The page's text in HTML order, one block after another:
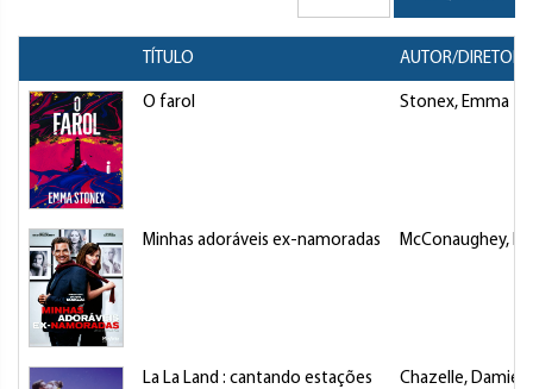
TÍTULO AUTOR/DIRETOR
O farol Stonex, Emma
Minhas adoráveis ex-namoradas McConaughey,
La La Land : cantando estações Chazelle, Damien